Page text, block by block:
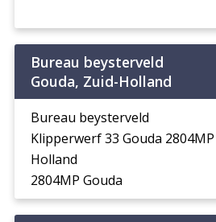
Bureau beysterveld
Gouda, Zuid-Holland
Bureau beysterveld
Klipperwerf 33 Gouda
Holland
2804MP Gouda